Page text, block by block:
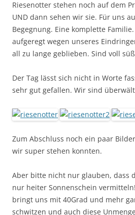
Riesenotter stehen noch auf dem
UND dann sehen wir sie. Für uns
Begegnung. Eine komplette
aufgeregt wegen unseres
all zu lange geblieben. Sind voll
Der Tag lässt sich nicht in Worte
sehr gut gefallen. Wir sind
Zum Abschluss noch ein paar
wir super stehen konnten.
Aber bitte nicht nur glauben, dass
nur heiter Sonnenschein
bringt uns mit 40Grad und mehr
schwitzen und auch diese